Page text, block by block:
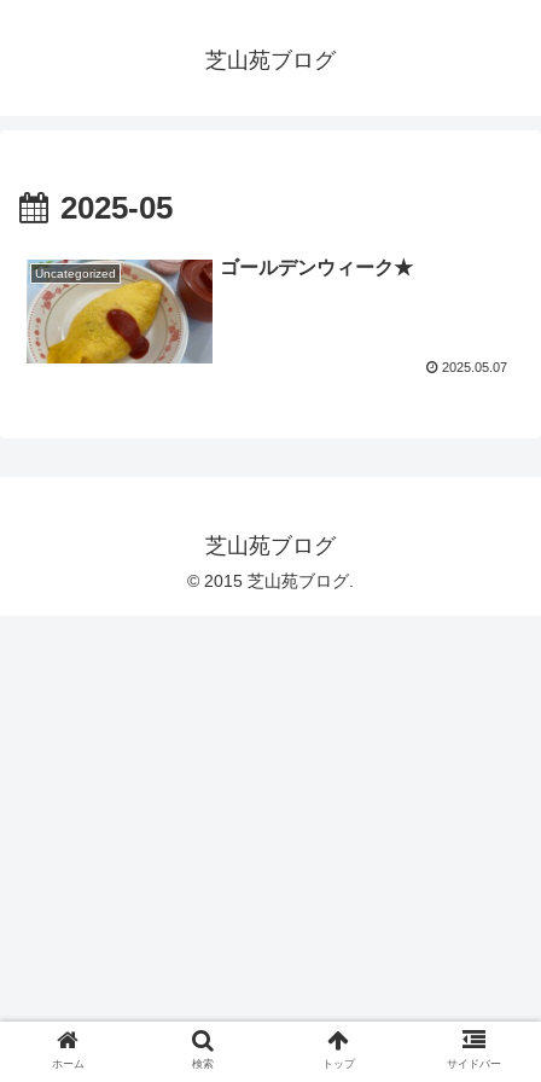
芝山苑ブログ
2025-05
Uncategorized ゴールデンウィーク★
2025.05.07
芝山苑ブログ
© 2015 芝山苑ブログ.
ホーム 検索 トップ サイドバー